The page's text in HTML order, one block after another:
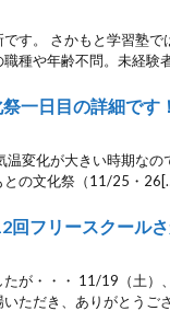
です。 さかもと学習塾
職種や年齢不問。未経験
一日目の詳細です
温変化が大きい時期な
との文化祭（11/25・
回フリースクール
が・・・ 11/19（土）
ただき、ありがとうご